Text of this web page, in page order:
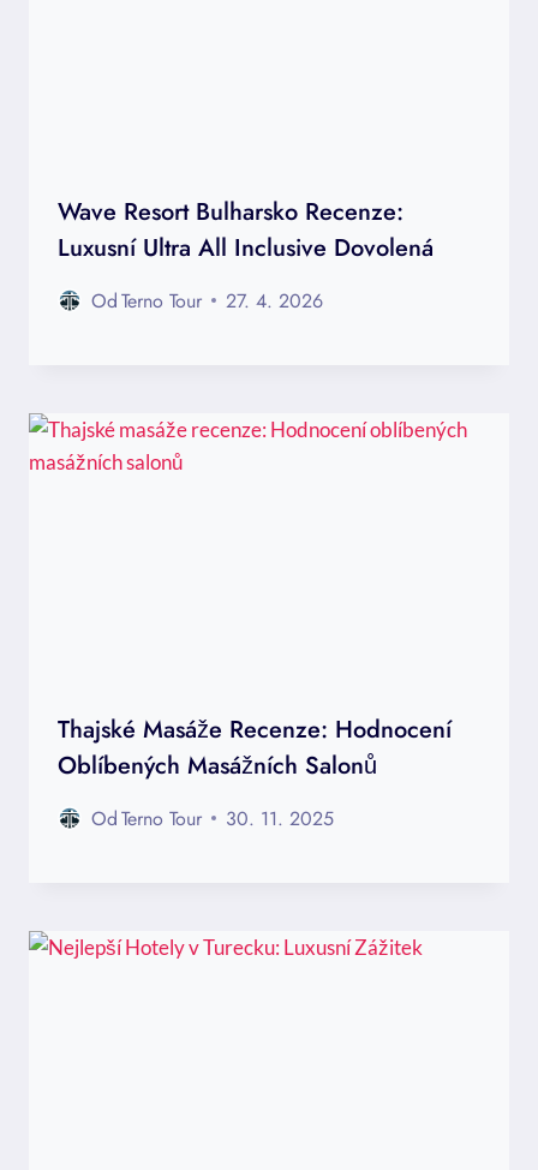
Wave Resort Bulharsko Recenze:
Luxusní Ultra All Inclusive Dovolená
OdTerno Tour 27. 4. 2026
Thajské Masáže Recenze: Hodnocení
Oblíbených Masážních Salonů
OdTerno Tour 30. 11. 2025